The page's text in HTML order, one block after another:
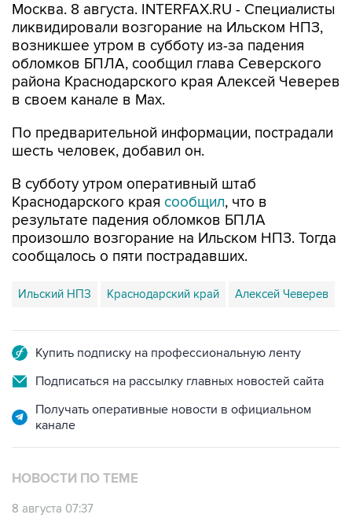
Москва. 8 августа. INTERFAX.RU - Специалисты
ликвидировали возгорание на Ильском НПЗ,
возникшее утром в субботу из-за падения
обломков БПЛА, сообщил глава Северского
района Краснодарского края Алексей Чеверев
в своем канале в Max.
По предварительной информации, пострадали
шесть человек, добавил он.
В субботу утром оперативный штаб
Краснодарского края сообщил, что в
результате падения обломков БПЛА
произошло возгорание на Ильском НПЗ. Тогда
сообщалось о пяти пострадавших.
Ильский НПЗ Краснодарский край Алексей Чеверев
Купить подписку на профессиональную ленту
Подписаться на рассылку главных новостей сайта
Получать оперативные новости в официальном
канале
НОВОСТИ ПО ТЕМЕ
8 августа 07:37